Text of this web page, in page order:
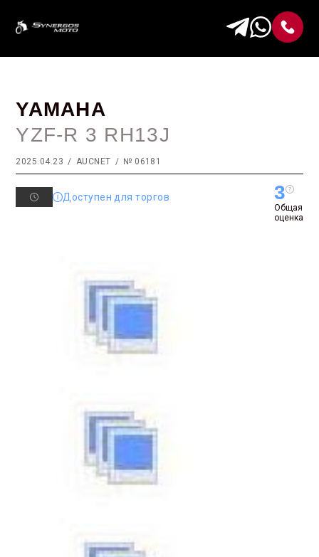
YAMAHA
YZF-R 3 RH13J
2025.04.23 AUCNET № 06181
Доступен для торгов 3
Общая
оценка